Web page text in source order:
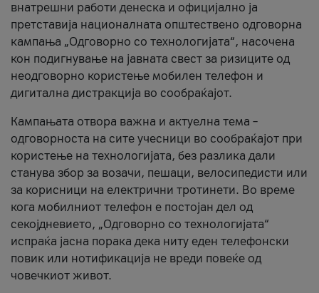
внатрешни работи денеска и официјално ја
претставија националната општествено одговорна
кампања „Одговорно со технологијата“, насочена
кон подигнување на јавната свест за ризиците од
неодговорно користење мобилен телефон и
дигитална дистракција во сообраќајот.
Кампањата отвора важна и актуелна тема –
одговорноста на сите учесници во сообраќајот при
користење на технологијата, без разлика дали
станува збор за возачи, пешаци, велосипедисти или
за корисници на електрични тротинети. Во време
кога мобилниот телефон е постојан дел од
секојдневието, „Одговорно со технологијата“
испраќа јасна порака дека ниту еден телефонски
повик или нотификација не вреди повеќе од
човечкиот живот.